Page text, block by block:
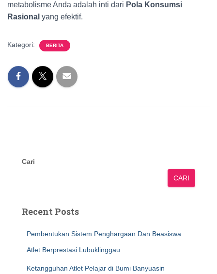
metabolisme Anda adalah inti dari Pola Konsumsi
Rasional yang efektif.
Kategori: BERITA
Cari
CARI
Recent Posts
Pembentukan Sistem Penghargaan Dan Beasiswa
Atlet Berprestasi Lubuklinggau
Ketangguhan Atlet Pelajar di Bumi Banyuasin